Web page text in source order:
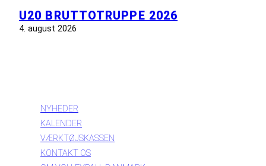
U20 BRUTTOTRUPPE 2026
4. august 2026
NYHEDER
KALENDER
VÆRKTØJSKASSEN
KONTAKT OS